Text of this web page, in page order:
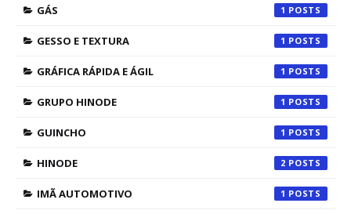
GÁS 1
GESSO E TEXTURA 1
GRÁFICA RÁPIDA E ÁGIL 1
GRUPO HINODE 1
GUINCHO 1
HINODE 2
IMÃ AUTOMOTIVO 1